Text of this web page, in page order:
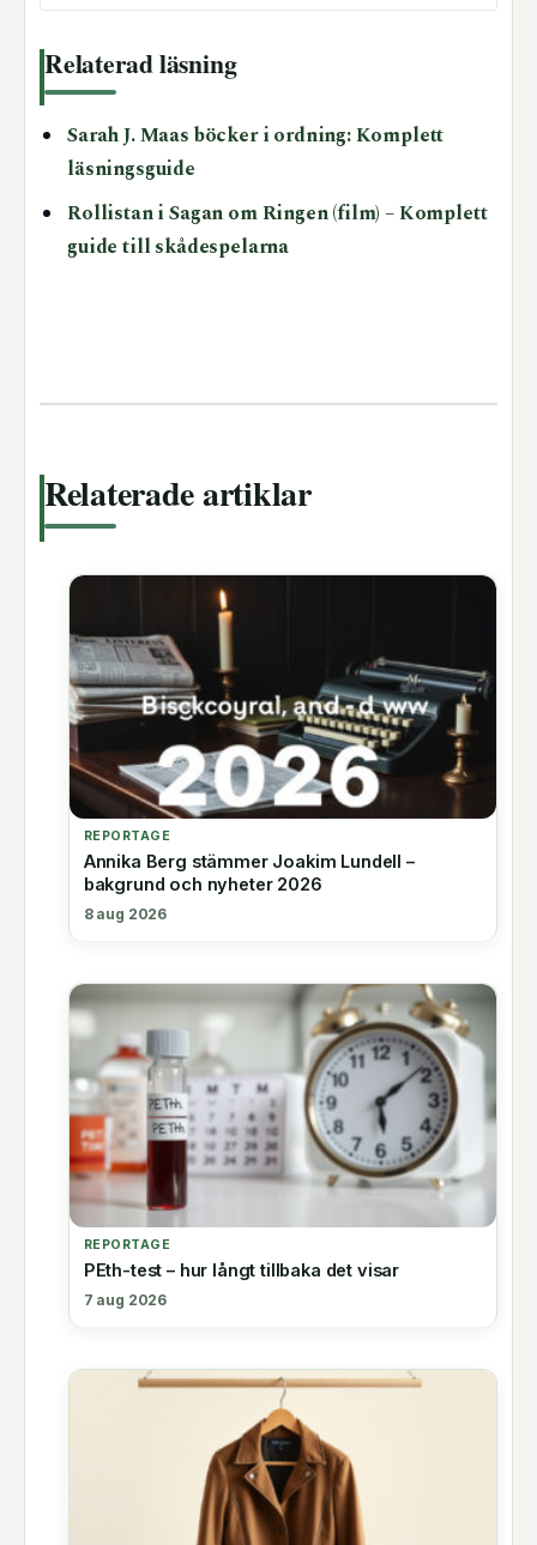
Relaterad läsning
Sarah J. Maas böcker i ordning: Komplett
läsningsguide
Rollistan i Sagan om Ringen (film) – Komplett
guide till skådespelarna
Relaterade artiklar
REPORTAGE
Annika Berg stämmer Joakim Lundell –
bakgrund och nyheter 2026
8 aug 2026
REPORTAGE
PEth-test – hur långt tillbaka det visar
7 aug 2026